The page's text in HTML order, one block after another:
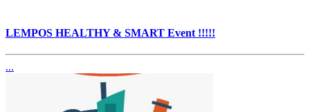
LEMPOS HEALTHY & SMART Event !!!!!
...